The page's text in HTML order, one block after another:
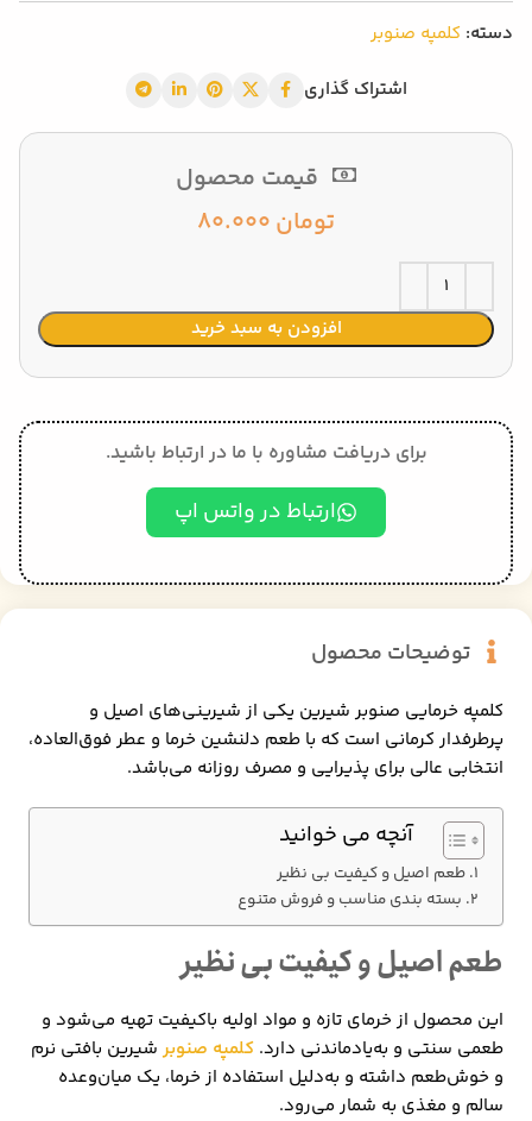
دسته: کلمپه صنوبر
اشتراک گذاری
قیمت محصول
تومان
افزودن به سبد خرید
برای دریافت مشاوره با ما در ارتباط باشید.
ارتباط در واتس اپ
توضیحات محصول
کلمپه خرمایی صنوبر شیرین یکی از شیرینی‌های اصیل و
پرطرفدار کرمانی است که با طعم دلنشین خرما و عطر فوق‌العاده،
انتخابی عالی برای پذیرایی و مصرف روزانه می‌باشد.
آنچه می خوانید
طعم اصیل و کیفیت بی نظیر
بسته بندی مناسب و فروش متنوع
طعم اصیل و کیفیت بی نظیر
این محصول از خرمای تازه و مواد اولیه باکیفیت تهیه می‌شود و
طعمی سنتی و به‌یادماندنی دارد. کلمپه صنوبرشیرین بافتی نرم
و خوش‌طعم داشته و به‌دلیل استفاده از خرما، یک میان‌وعده
سالم و مغذی به شمار می‌رود.